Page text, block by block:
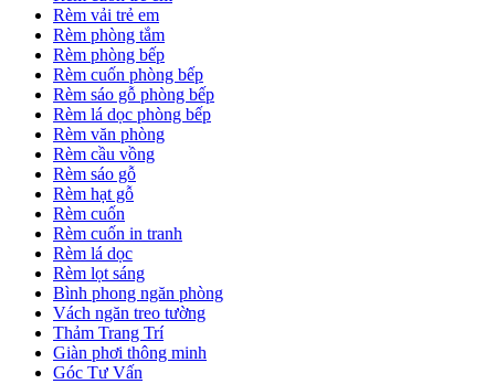
Rèm vải trẻ em
Rèm phòng tắm
Rèm phòng bếp
Rèm cuốn phòng bếp
Rèm sáo gỗ phòng bếp
Rèm lá dọc phòng bếp
Rèm văn phòng
Rèm cầu vồng
Rèm sáo gỗ
Rèm hạt gỗ
Rèm cuốn
Rèm cuốn in tranh
Rèm lá dọc
Rèm lọt sáng
Bình phong ngăn phòng
Vách ngăn treo tường
Thảm Trang Trí
Giàn phơi thông minh
Góc Tư Vấn